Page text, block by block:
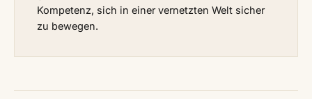
Kompetenz, sich in einer vernetzten Welt sicher
zu bewegen.